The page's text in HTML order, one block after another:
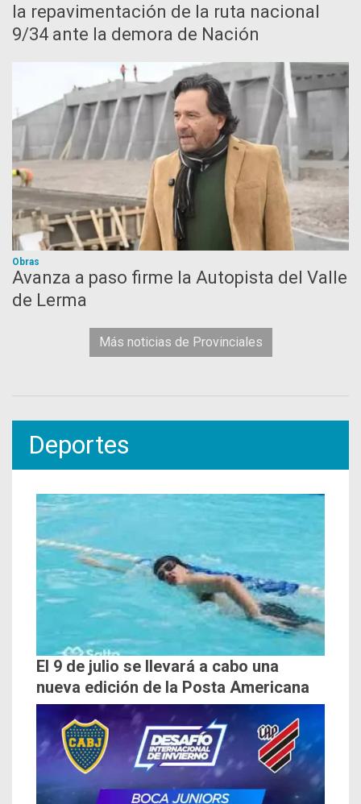
la repavimentación de la ruta nacional
9/34 ante la demora de Nación
Obras
Avanza a paso firme la Autopista del Valle
de Lerma
Más noticias de Provinciales
Deportes
El 9 de julio se llevará a cabo una
nueva edición de la Posta Americana